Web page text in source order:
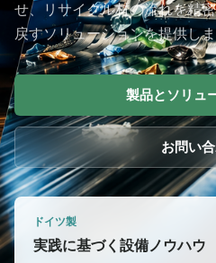
せ、リサイクル材の流れを精
戻すソリューションを提供し
製品とソリュ
お問い
ドイツ製
実践に基づく設備ノウハウ